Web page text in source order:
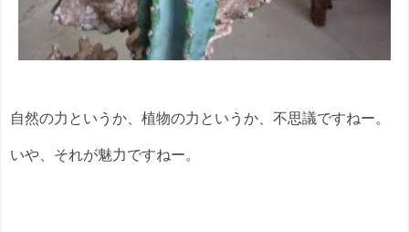
自然の力というか、植物の力というか、不思議ですねー。
いや、それが魅力ですねー。